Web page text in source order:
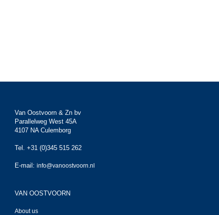
Van Oostvoorn & Zn bv
Parallelweg West 45A
4107 NA Culemborg
Tel. +31 (0)345 515 262
E-mail: info@vanoostvoorn.nl
VAN OOSTVOORN
About us